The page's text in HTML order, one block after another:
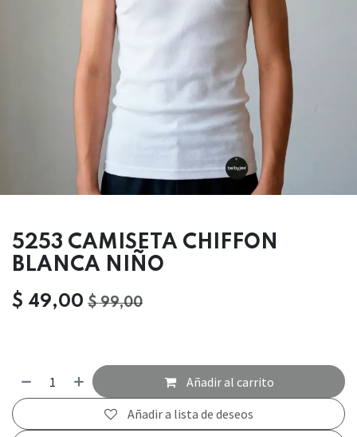
5253 CAMISETA CHIFFON
BLANCA NIÑO
$ 49,00 $99,00
Añadir al carrito
Añadir a lista de deseos